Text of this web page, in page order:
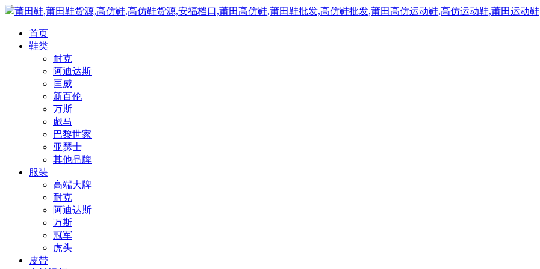
莆田鞋,莆田鞋货源,高仿鞋,高仿鞋货源,安福档口,莆田高仿鞋,莆田鞋批发,高仿鞋批发,莆田高仿运动鞋,高仿运动鞋,莆田运动鞋
首页
鞋类
耐克
阿迪达斯
匡威
新百伦
万斯
彪马
巴黎世家
亚瑟士
其他品牌
服装
高端大牌
耐克
阿迪达斯
万斯
冠军
虎头
皮带